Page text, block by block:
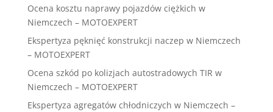
Ocena kosztu naprawy pojazdów ciężkich w
Niemczech – MOTOEXPERT
Ekspertyza pęknięć konstrukcji naczep w Niemczech
– MOTOEXPERT
Ocena szkód po kolizjach autostradowych TIR w
Niemczech – MOTOEXPERT
Ekspertyza agregatów chłodniczych w Niemczech –